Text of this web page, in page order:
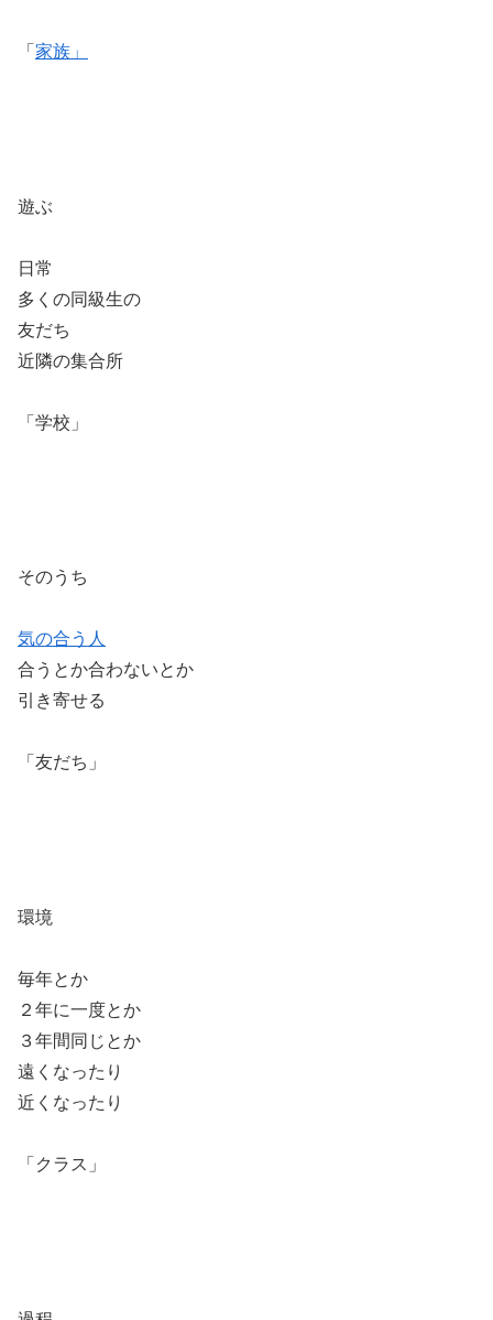
「 家族」
遊ぶ
日常
多くの同級生の
友だち
近隣の集合所
「学校」
そのうち
気の合う人
合うとか合わないとか
引き寄せる
「友だち」
環境
毎年とか
２年に一度とか
３年間同じとか
遠くなったり
近くなったり
「クラス」